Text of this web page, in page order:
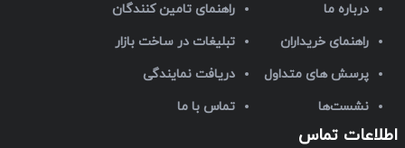
درباره ما
راهنمای خریداران
پرسش های متداول
نشست‌ها
راهنمای تامین کنندگان
تبلیغات در ساخت بازار
دریافت نمایندگی
تماس با ما
اطلاعات تماس